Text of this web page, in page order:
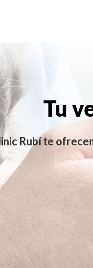
Tu
Rubí te